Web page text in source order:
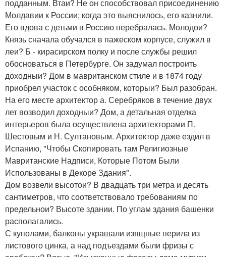
подданным. Втаи? Не он способствовал присоединению
Молдавии к России; когда это выяснилось, его казнили.
Его вдова с детьми в Россию перебралась. Молодои?
Князь сначала обучался в пажеском корпусе, служил в
леи? Б - кирасирском полку и после службы решил
обосноваться в Петербурге. Он задумал построить
доходныи? Дом в мавританском стиле и в 1874 году
приобрел участок с особняком, которыи? Был разобран.
На его месте архитектор а. Серебряков в течение двух
лет возводил доходныи? Дом, а детальная отделка
интерьеров была осуществлена архитекторами П.
Шестовым и Н. Султановым. Архитектор даже ездил в
Испанию, "Чтобы Скопировать там Религиозные
Мавританские Надписи, Которые Потом Были
Использованы в Декоре Здания".
Дом возвели высотои? В двадцать три метра и десять
сантиметров, что соответствовало требованиям по
предельнои? Высоте здании. По углам здания башенки
располагались.
С куполами, балконы украшали изящные перила из
листового цинка, а над подъездами были фризы с